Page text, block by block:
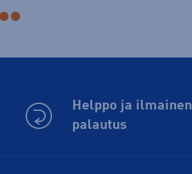
Helppo ja ilmainen
palautus